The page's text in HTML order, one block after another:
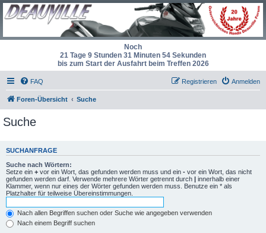
Noch
21 Tage 9 Stunden 31 Minuten 54 Sekunden
bis zum Start der Ausfahrt beim Treffen 2026
FAQ Anmelden
Registrieren
Foren-Übersicht Suche
Suche
SUCHANFRAGE
Suche nach Wörtern:
Setze ein + vor ein Wort, das gefunden werden muss und ein - vor ein Wort, das nicht
gefunden werden darf. Verwende mehrere Wörter getrennt durch
innerhalb einer
Klammer, wenn nur eines der Wörter gefunden werden muss. Benutze ein * als
Platzhalter für teilweise Übereinstimmungen.
Nach allen Begriffen suchen oder Suche wie angegeben verwenden
Nach einem Begriff suchen